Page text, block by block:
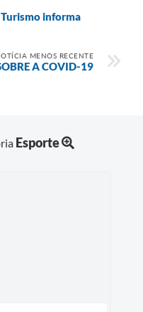
informa
MENOS RECENTE
A COVID-19
Esporte